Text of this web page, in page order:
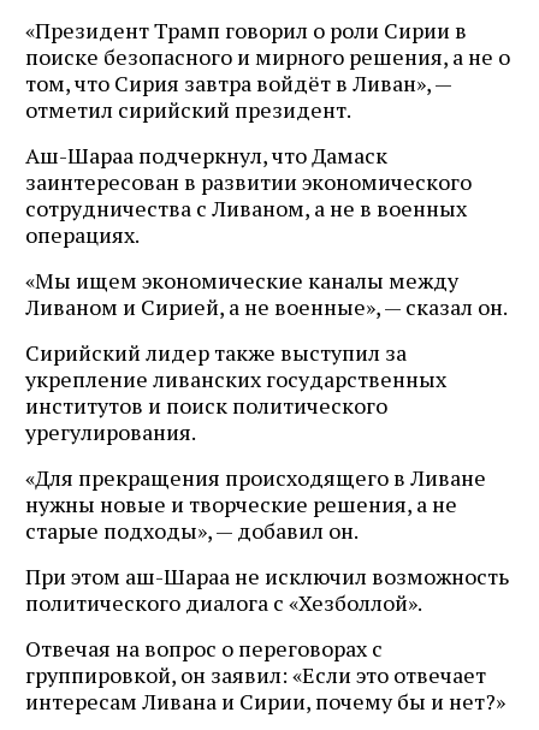
«Президент Трамп говорил о роли Сирии в
поиске безопасного и мирного решения, а не о
том, что Сирия завтра войдёт в Ливан», —
отметил сирийский президент.
Аш-Шараа подчеркнул, что Дамаск
заинтересован в развитии экономического
сотрудничества с Ливаном, а не в военных
операциях.
«Мы ищем экономические каналы между
Ливаном и Сирией, а не военные», — сказал он.
Сирийский лидер также выступил за
укрепление ливанских государственных
институтов и поиск политического
урегулирования.
«Для прекращения происходящего в Ливане
нужны новые и творческие решения, а не
старые подходы», — добавил он.
При этом аш-Шараа не исключил возможность
политического диалога с «Хезболлой».
Отвечая на вопрос о переговорах с
группировкой, он заявил: «Если это отвечает
интересам Ливана и Сирии, почему бы и нет?»